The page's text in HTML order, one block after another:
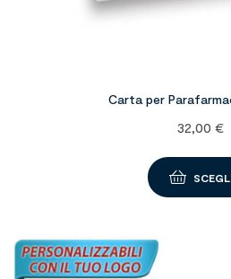
Carta per
32,00 €